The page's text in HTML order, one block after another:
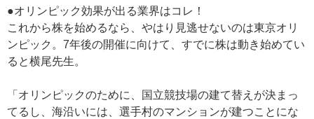
●オリンピック効果が出る業界はコレ！
これから株を始めるなら、やはり見逃せないのは東京オリ
ンピック。7年後の開催に向けて、すでに株は動き始めてい
ると横尾先生。
「オリンピックのために、国立競技場の建て替えが決まっ
てるし、海沿いには、選手村のマンションが建つことにな